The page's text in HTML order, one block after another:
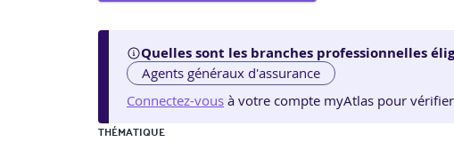
Quelles sont les branches professionnelles
Agents généraux d'assurance
Connectez-vous à votre compte myAtlas pour
THÉMATIQUE